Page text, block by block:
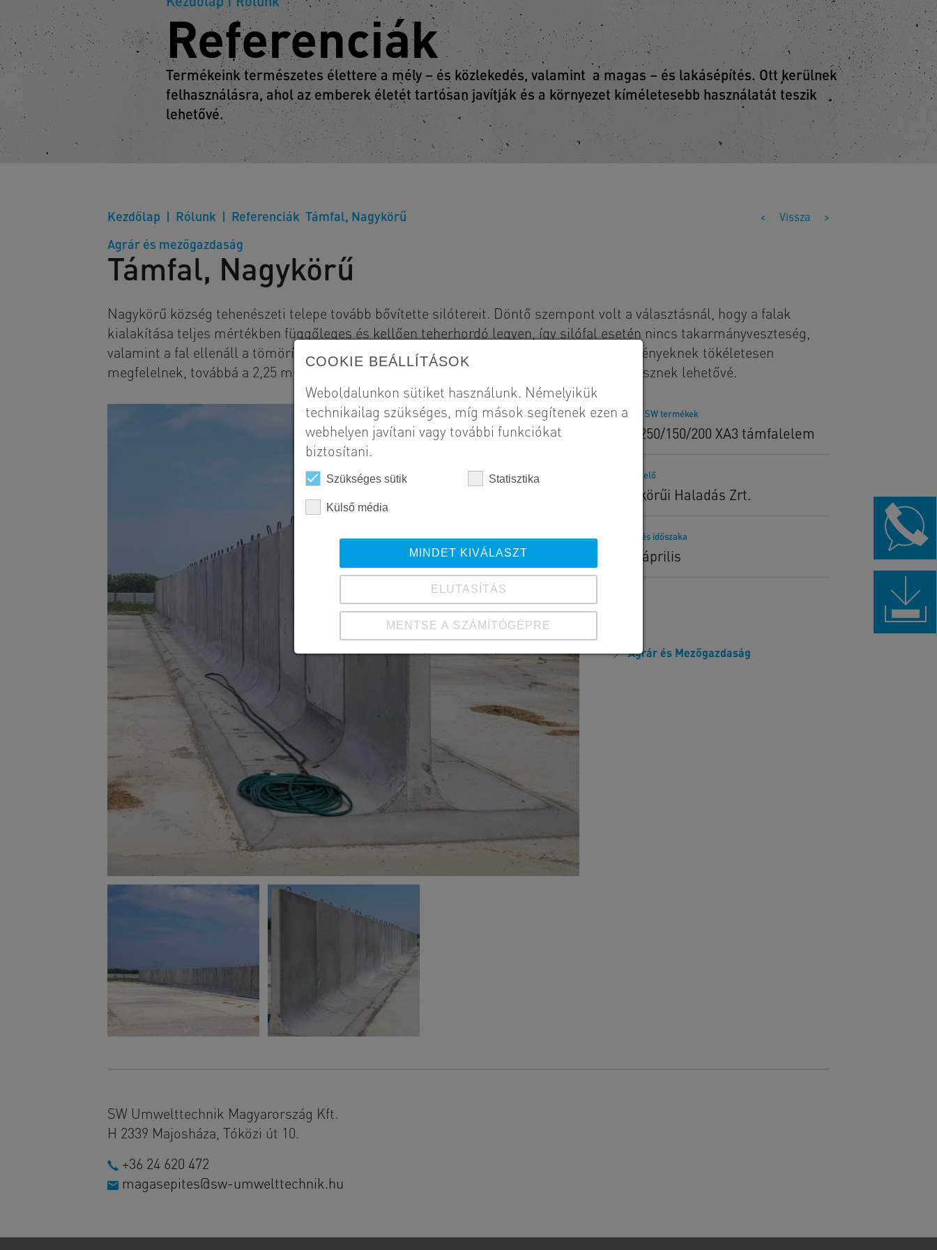
Referenciák
Termékeink természetes élettere a mély – és közlekedés, valamint a magas – és lakásépítés. Ott kerülnek
felhasználásra, ahol az emberek életét tartósan javítják és a környezet kíméletesebb használatát teszik
lehetővé.
Kezdőlap Rólunk Referenciák Támfal, Nagykörű < Vissza >
Agrár és mezőgazdaság
Támfal, Nagykörű
Nagykörű község tehenészeti telepe tovább bővítette silótereit. Döntő szempont volt a választásnál, hogy a falak
kialakítása teljes mértékben függőleges és kellően teherhordó legyen, így silófal esetén nincs takarmányveszteség,
valamint a fal ellenáll a tömörítésnek. Az SW Umwelttechnik Kft. támfalai ezeknek az igényeknek tökéletesen
megfelelnek, továbbá a 2,25 m hosszúságú elemeknek köszönhetően gyors telepítést tesznek lehetővé.
Szállított SW termékek
GTT_250/150/200 XA3 támfalelem
Megrendelő
Nagykörűi Haladás Zrt.
Kivitelezés időszaka
2018. április
Agrár és Mezőgazdaság
SW Umwelttechnik Magyarország Kft.
H 2339 Majosháza, Tóközi út 10.
+36 24 620 472
magasepites@sw-umwelttechnik.hu
COOKIE BEÁLLÍTÁSOK
Weboldalunkon sütiket használunk. Némelyikük
technikailag szükséges, míg mások segítenek ezen a
webhelyen javítani vagy további funkciókat
biztosítani.
Szükséges sütik Statisztika
Külső média
MINDET KIVÁLASZT
ELUTASÍTÁS
MENTSE A SZÁMÍTÓGÉPRE
Részletek megtekintése
Adatvédelem